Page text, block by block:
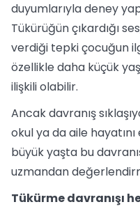
duyumlarıyla deney
Tükürüğün çıkardığı
verdiği tepki çocuğun
özellikle daha küçük
ilişkili olabilir.
Ancak davranış
okul ya da aile
büyük yaşta bu
uzmandan
Tükürme davranışı